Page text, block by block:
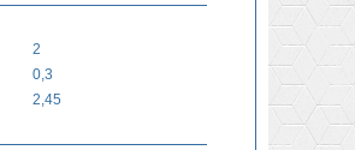
2
0,3
2,45